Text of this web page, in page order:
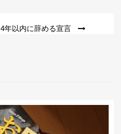
4年以内に辞める宣言